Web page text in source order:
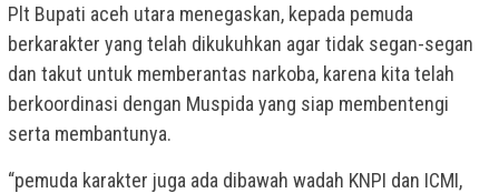
Plt Bupati aceh utara menegaskan, kepada pemuda
berkarakter yang telah dikukuhkan agar tidak segan-segan
dan takut untuk memberantas narkoba, karena kita telah
berkoordinasi dengan Muspida yang siap membentengi
serta membantunya.
“pemuda karakter juga ada dibawah wadah KNPI dan ICMI,